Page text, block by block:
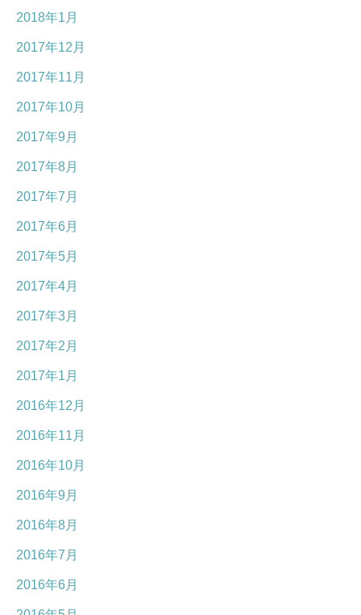
2018年1月
2017年12月
2017年11月
2017年10月
2017年9月
2017年8月
2017年7月
2017年6月
2017年5月
2017年4月
2017年3月
2017年2月
2017年1月
2016年12月
2016年11月
2016年10月
2016年9月
2016年8月
2016年7月
2016年6月